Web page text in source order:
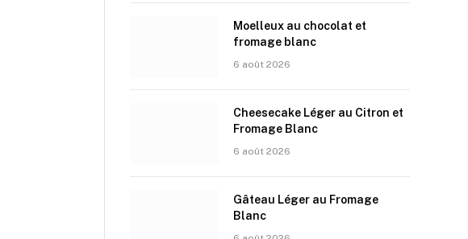
Moelleux au chocolat et
fromage blanc
6 août 2026
Cheesecake Léger au Citron et
Fromage Blanc
6 août 2026
Gâteau Léger au Fromage
Blanc